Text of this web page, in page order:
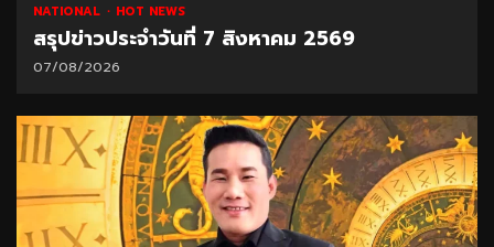
NATIONAL HOT NEWS
สรุปข่าวประจำวันที่ 7 สิงหาคม 2569
07/08/2026